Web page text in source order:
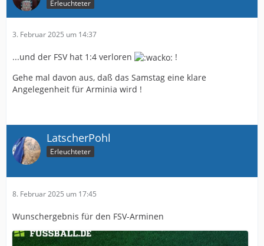
Erleuchteter
3. Februar 2025 um 14:37
...und der FSV hat 1:4 verloren
!
Gehe mal davon aus, daß das Samstag eine klare
Angelegenheit für Arminia wird !
LatscherPohl
Erleuchteter
8. Februar 2025 um 17:45
Wunschergebnis für den FSV-Arminen